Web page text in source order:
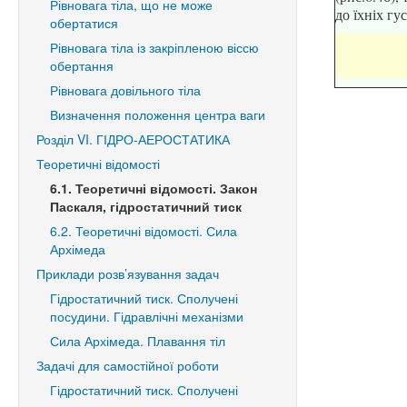
до їхніх
Рівновага тіла, що не може
обертатися
Рівновага тіла із закріпленою віссю
обертання
Рівновага довільного тіла
Визначення положення центра ваги
Розділ VI. ГІДРО-АЕРОСТАТИКА
Теоретичні відомості
6.1. Теоретичні відомості. Закон
Паскаля, гідростатичний тиск
6.2. Теоретичні відомості. Сила
Архімеда
Приклади розв’язування задач
Гідростатичний тиск. Сполучені
посудини. Гідравлічні механізми
Сила Архімеда. Плавання тіл
Задачі для самостійної роботи
Гідростатичний тиск. Сполучені